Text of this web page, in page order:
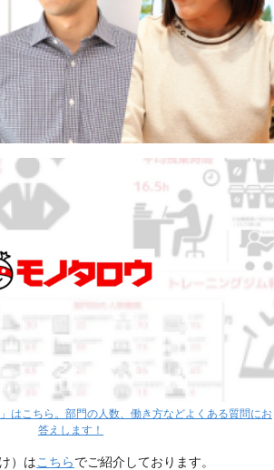
はこちら。部門の人数、働き方などよくある質問にお
答えします！
）はこちらでご紹介しております。